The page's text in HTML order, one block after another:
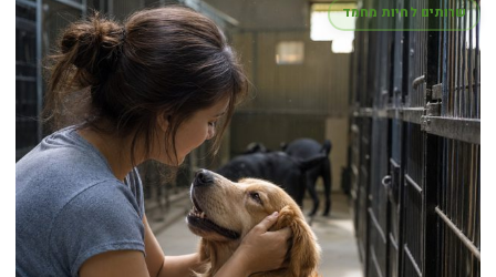
שרותים לחיות מחמד